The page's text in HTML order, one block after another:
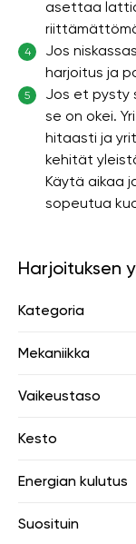
asettaa
4
Jos
harjoitus ja
5
Jos et pysty
se on okei.
hitaasti ja
kehität
Käytä aikaa
sopeutua
Harjoituksen
Kategoria
Mekaniikka
Vaikeustaso
Kesto
Energian kulutus
Suosituin